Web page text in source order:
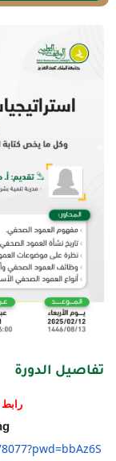
تفاصيل الدورة
bbAz6S